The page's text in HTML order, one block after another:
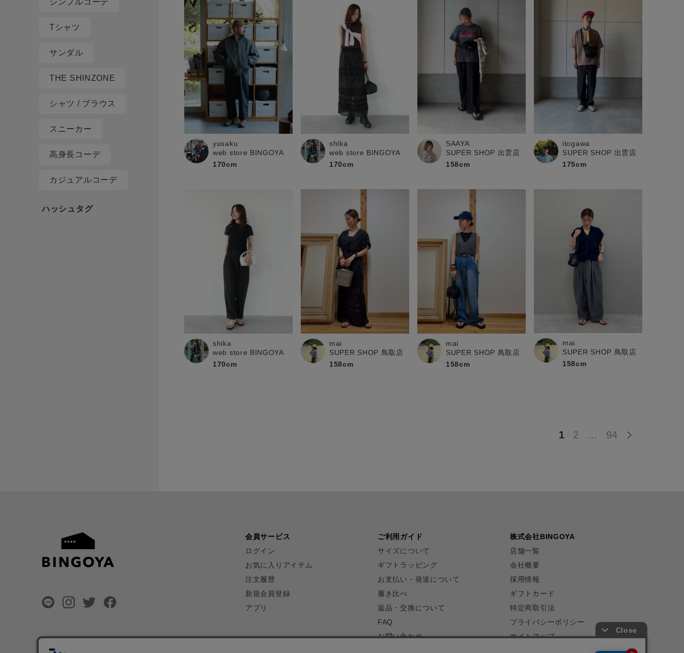
シンプルコーデ
Tシャツ
サンダル
THE SHINZONE
シャツ / ブラウス
スニーカー
高身長コーデ
カジュアルコーデ
yusaku
web store BINGOYA
170cm
shika
web store BINGOYA
170cm
SAAYA
SUPER SHOP 出雲店
158cm
itogawa
SUPER SHOP 出雲店
175cm
shika
web store BINGOYA
170cm
mai
SUPER SHOP 鳥取店
158cm
mai
SUPER SHOP 鳥取店
158cm
mai
SUPER SHOP 鳥取店
158cm
1 2 … 94
会員サービス
ログイン
お気に入りアイテム
注文履歴
新規会員登録
アプリ
ご利用ガイド
サイズについて
ギフトラッピング
お支払い・発送について
履き比べ
返品・交換について
FAQ
お問い合わせ
株式会社BINGOYA
店舗一覧
会社概要
採用情報
ギフトカード
特定商取引法
プライバシーポリシー
サイトマップ